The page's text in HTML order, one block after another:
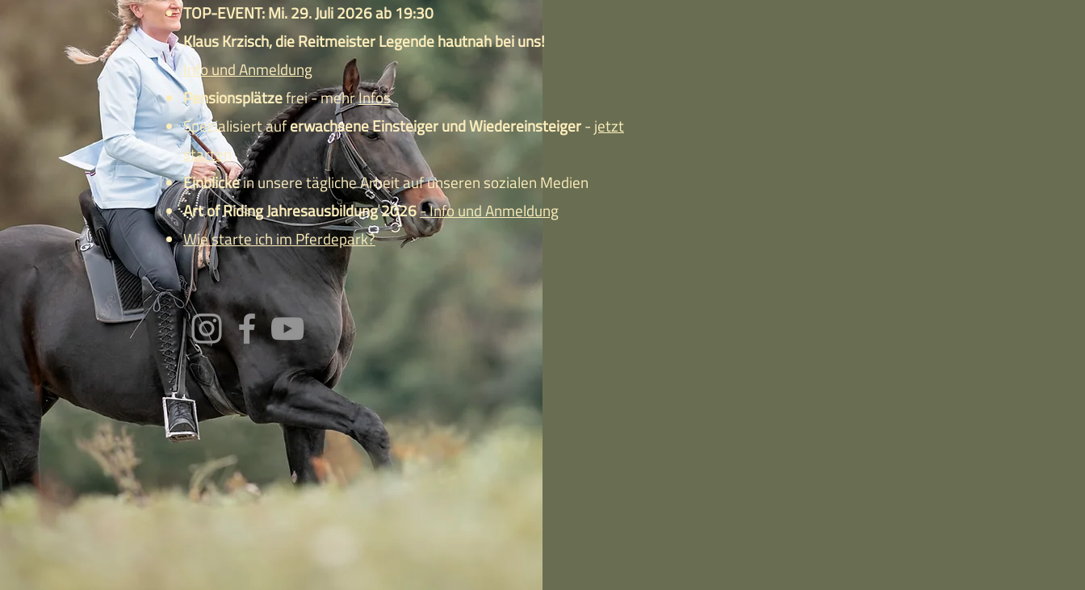
TOP-EVENT: Mi. 29. Juli 2026 ab 19:30
Klaus Krzisch, die Reitmeister Legende hautnah bei uns!
Info und Anmeldung
Pensionsplätzefrei - mehrInfos
Spezialisiert auferwachsene Einsteiger und Wiedereinsteiger- jetzt
starten
Einblickein unsere tägliche Arbeit auf unseren sozialen Medien
Art of Riding Jahresausbildung 2026- Info und Anmeldung
Wie starte ich im Pferdepark?